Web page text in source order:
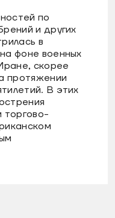
по
и других
в
фоне военных
скорее
протяжении
В этих
торгово-